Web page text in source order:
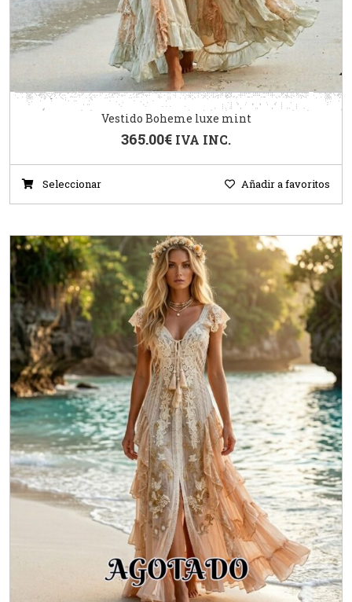
Vestido Boheme luxe mint
365.00€ IVA INC.
Seleccionar Añadir a favoritos